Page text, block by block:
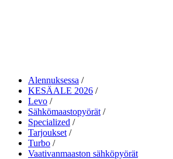
Alennuksessa
KESÄALE 2026
Levo
Sähkömaastopyörät
Specialized
Tarjoukset
Turbo
Vaativanmaaston sähköpyörät